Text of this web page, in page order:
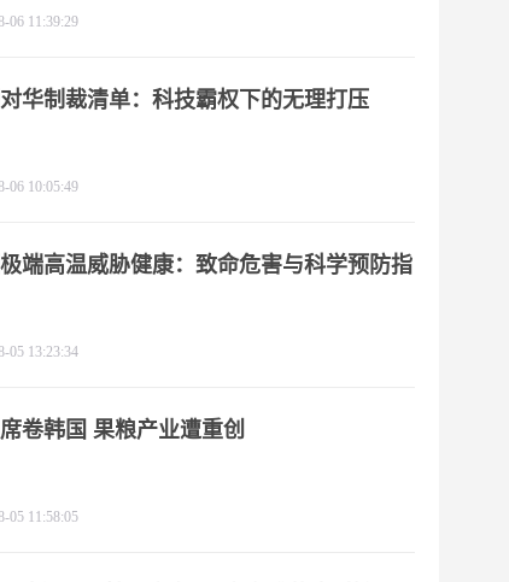
06 11:39:29
华制裁清单：科技霸权下的无理打压
06 10:05:49
端高温威胁健康：致命危害与科学预防指
05 13:23:34
卷韩国 果粮产业遭重创
05 11:58:05